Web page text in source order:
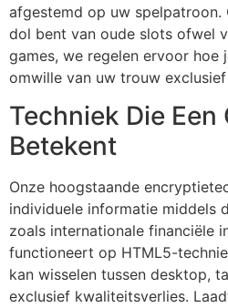
panel
panel
panel
panel
panel
panel
panel
panel
panel
afgestemd op uw
dol bent van oude slots ofwel
games, we regelen ervoor hoe
omwille van uw trouw
Techniek Die
Betekent
Onze hoogstaande
individuele informatie middels
zoals internationale financiële
functioneert op HTML5-
kan wisselen tussen desktop,
exclusief kwaliteitsverlies.